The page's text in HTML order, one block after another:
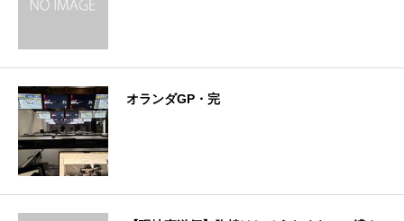
オランダGP・完